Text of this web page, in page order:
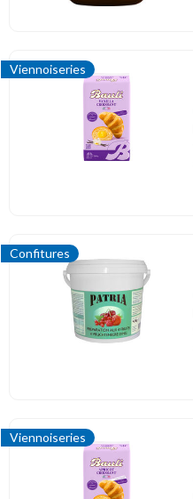
Viennoiseries
Confitures
Viennoiseries